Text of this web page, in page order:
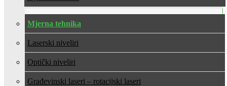
Mjerna tehnika
Laserski niveliri
Optički niveliri
Građevinski laseri – rotacijski laseri